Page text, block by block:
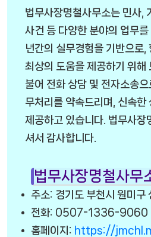
법무사장명철사무소는 민사,
사건 등 다양한 분야의 업무
년간의 실무경험을 기반으로,
최상의 도움을 제공하기 위해
불어 전화 상담 및 전자소송
무처리를 약속드리며, 신속한
제공하고 있습니다. 법무사장
셔서 감사합니다.
법무사장명철사무
주소: 경기도 부천시 원미
전화: 0507-1336-9060
홈페이지: https://